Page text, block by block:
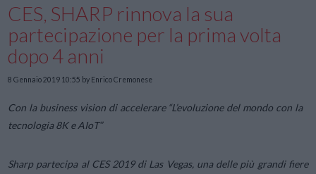
CES, SHARP rinnova la sua
partecipazione per la prima volta
dopo 4 anni
8 Gennaio 2019 10:55 by Enrico Cremonese
Con la business vision di accelerare “L’evoluzione del mondo con la
tecnologia 8K e AIoT”
Sharp partecipa al CES 2019 di Las Vegas, una delle più grandi fiere